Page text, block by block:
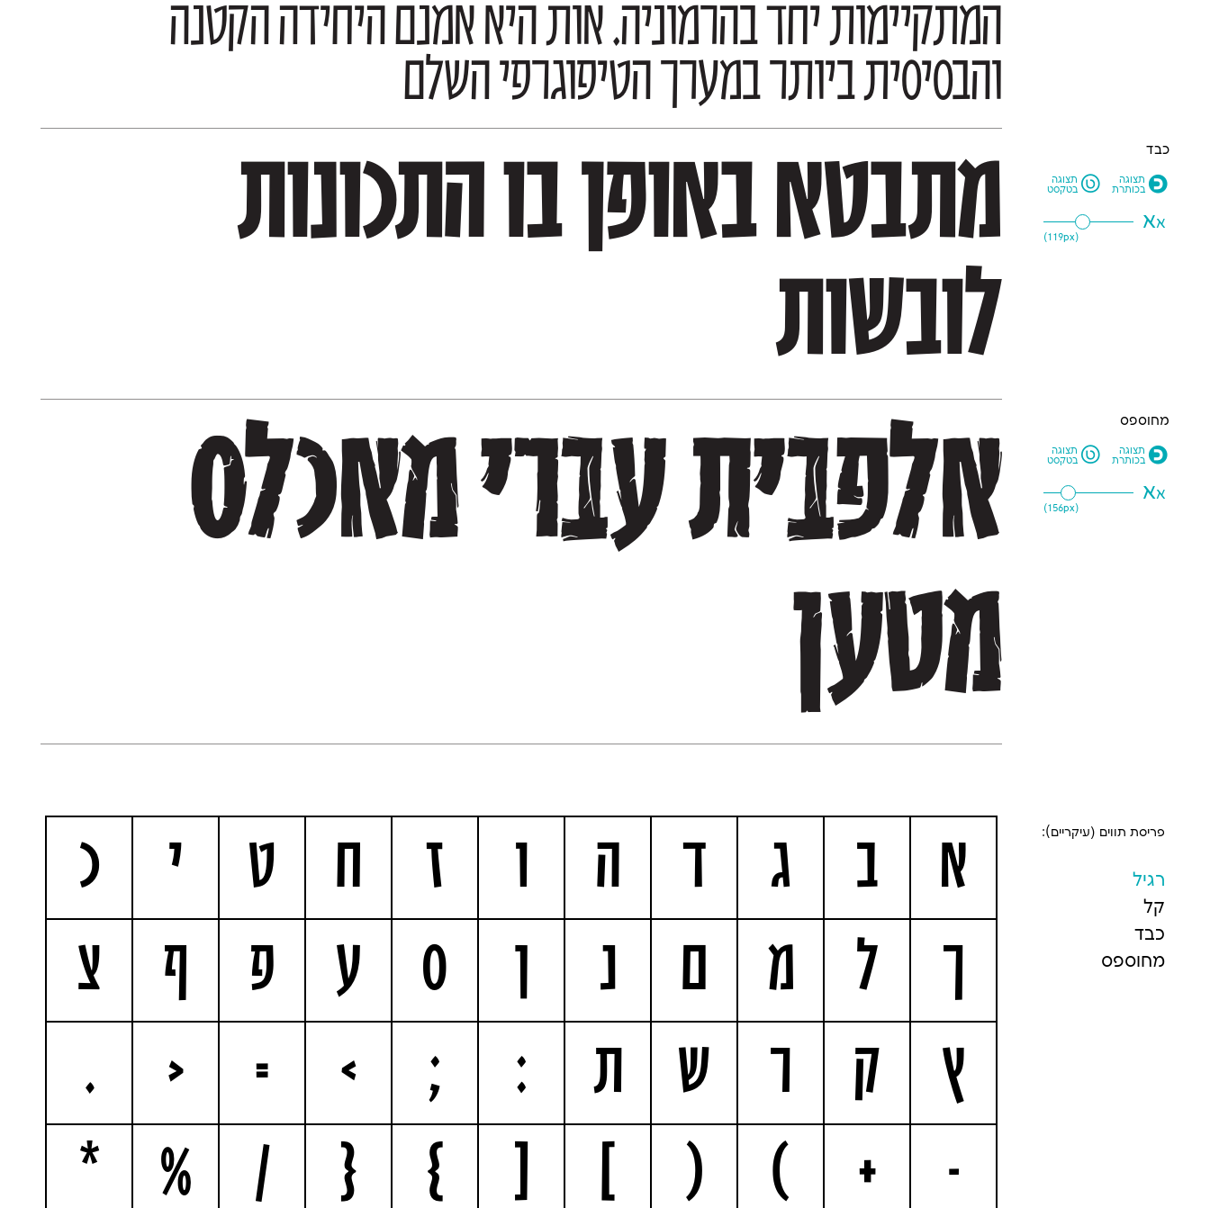
והבסיסית ביותר במערך הטיפוגרפי השלם
כבד
O תצוגה
בכותרת
L תצוגה
בטקסט
אא
(
119px)
לובשות
מחוספס
O תצוגה
בכותרת
L תצוגה
בטקסט
אא
(
156px)
מטען
פריסת תווים (עיקריים):
רגיל
קל
כבד
מחוספס
א ב ג ד ה ו ז ח ט י
כ
ך
ל מ ם נ ן ס ע פ ף
צ
ץ
ק ר ש ת :
;
>
=
<
.
-
+
)
(
]
[
}
{
/
%
*